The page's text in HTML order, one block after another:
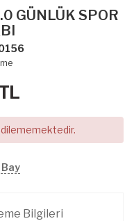
GÜNLÜK SPOR
Bilgileri